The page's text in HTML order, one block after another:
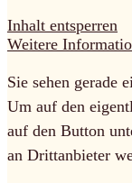
Inhalt entsperren
Weitere
Sie sehen gerade
Um auf den
auf den Button
an Drittanbieter